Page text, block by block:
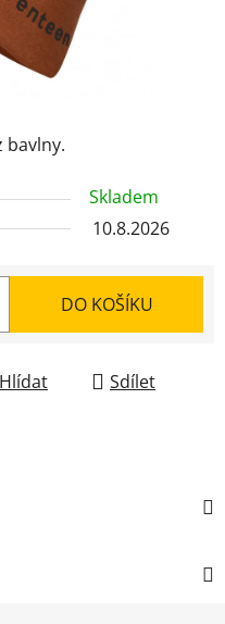
bavlny.
Skladem
10.8.2026
DO KOŠÍKU
Hlídat Sdílet